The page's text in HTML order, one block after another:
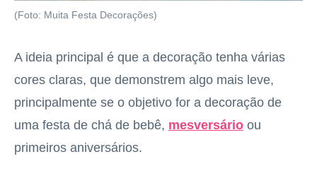
(Foto: Muita Festa Decorações)
A ideia principal é que a decoração tenha várias
cores claras, que demonstrem algo mais leve,
principalmente se o objetivo for a decoração de
uma festa de chá de bebê, mesversário ou
primeiros aniversários.